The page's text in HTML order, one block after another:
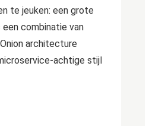
te jeuken: een grote
combinatie van
architecture
achtige stijl